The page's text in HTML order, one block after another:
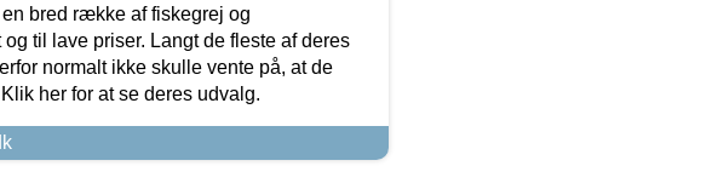
bred række af fiskegrej og
til lave priser. Langt de fleste af deres
normalt ikke skulle vente på, at de
her for at se deres udvalg.